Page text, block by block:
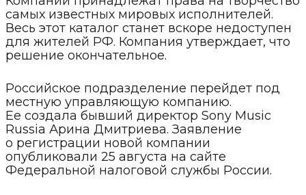
самых известных мировых исполнителей.
Весь этот каталог станет вскоре недоступен
для жителей РФ. Компания утверждает, что
решение окончательное.
Российское подразделение перейдет под
местную управляющую компанию.
Ее создала бывший директор Sony Music
Russia Арина Дмитриева. Заявление
о регистрации новой компании
опубликовали 25 августа на сайте
Федеральной налоговой службы России.